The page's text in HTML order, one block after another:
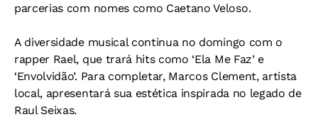
parcerias com nomes como Caetano Veloso.
A diversidade musical continua no domingo com o
rapper Rael, que trará hits como ‘Ela Me Faz’ e
‘Envolvidão’. Para completar, Marcos Clement, artista
local, apresentará sua estética inspirada no legado de
Raul Seixas.